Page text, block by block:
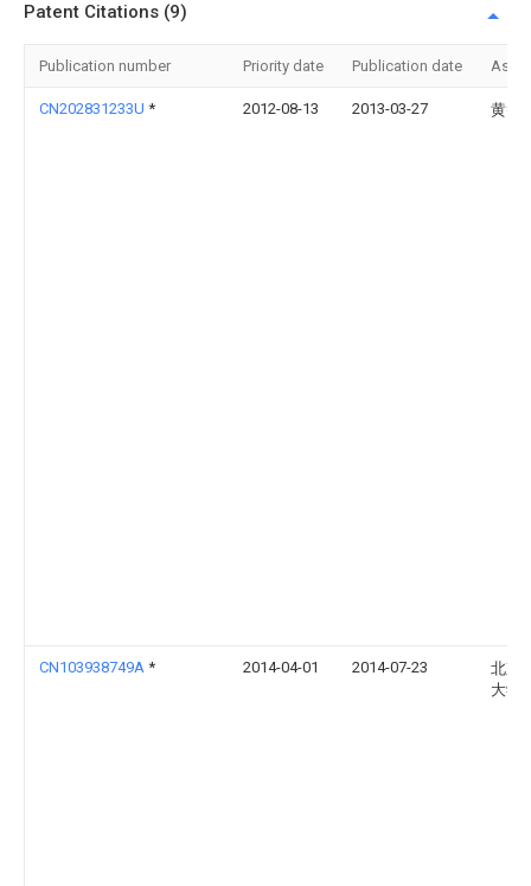
Patent Citations (9)
Publication number Priority date Publication date
CN202831233U * 2012-08-13 2013-03-27 黄智
CN103938749A * 2014-04-01 2014-07-23
北京
大学